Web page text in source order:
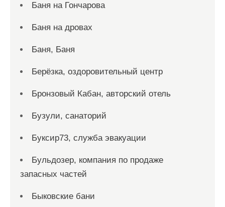
Баня на Гончарова
Баня на дровах
Баня, Баня
Берёзка, оздоровительный центр
Бронзовый Кабан, авторский отель
Бузули, санаторий
Буксир73, служба эвакуации
Бульдозер, компания по продаже
запасных частей
Быковские бани